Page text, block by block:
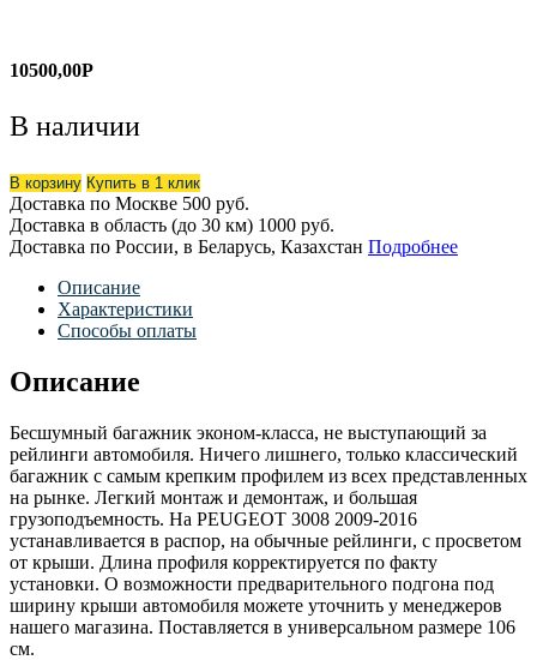
10500,00Р
В наличии
В корзину Купить в 1 клик
Доставка по Москве 500 руб.
Доставка в область (до 30 км) 1000 руб.
Доставка по России, в Беларусь, Казахстан Подробнее
Описание
Характеристики
Способы оплаты
Описание
Бесшумный багажник эконом-класса, не выступающий за
рейлинги автомобиля. Ничего лишнего, только классический
багажник с самым крепким профилем из всех представленных
на рынке. Легкий монтаж и демонтаж, и большая
грузоподъемность. На PEUGEOT 3008 2009-2016
устанавливается в распор, на обычные рейлинги, с просветом
от крыши. Длина профиля корректируется по факту
установки. О возможности предварительного подгона под
ширину крыши автомобиля можете уточнить у менеджеров
нашего магазина. Поставляется в универсальном размере 106
см.